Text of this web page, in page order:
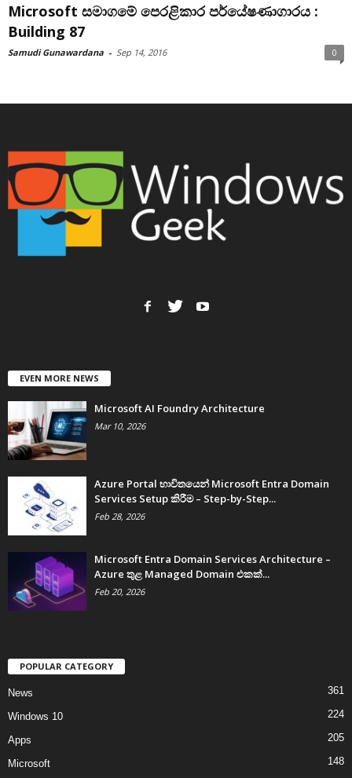
Microsoft සමාගමේ පෙරළිකාර පර්යේෂණාගාරය :
Building 87
Samudi Gunawardana - Sep 14, 2016 0
EVEN MORE NEWS
Microsoft AI Foundry Architecture
Mar 10, 2026
Azure Portal භාවිතයෙන් Microsoft Entra Domain
Services Setup කිරීම – Step-by-Step...
Feb 28, 2026
Microsoft Entra Domain Services Architecture –
Azure තුළ Managed Domain එකක්...
Feb 20, 2026
POPULAR CATEGORY
News 361
Windows 10 224
Apps 205
Microsoft 148